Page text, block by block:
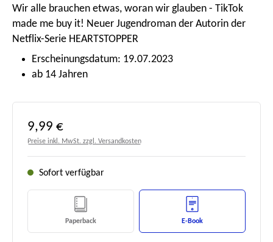
Wir alle brauchen etwas, woran wir glauben - TikTok
made me buy it! Neuer Jugendroman der Autorin der
Netflix-Serie HEARTSTOPPER
Erscheinungsdatum: 19.07.2023
ab 14 Jahren
Regulärer Preis:
9,99 €
Preise inkl. MwSt. zzgl. Versandkosten
Sofort verfügbar
Paperback E-Book